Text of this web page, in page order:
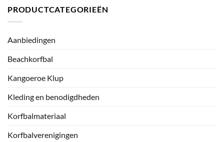
PRODUCTCATEGORIEËN
Aanbiedingen
Beachkorfbal
Kangoeroe Klup
Kleding en benodigdheden
Korfbalmateriaal
Korfbalverenigingen